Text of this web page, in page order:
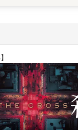
禹瑄說我到了，抬
續著從信件裡討論
和哀愁，都留在了
有答案，而那些問
法重來，人生就是
情緒、悔恨的夜晚
的。你的夢是什麼